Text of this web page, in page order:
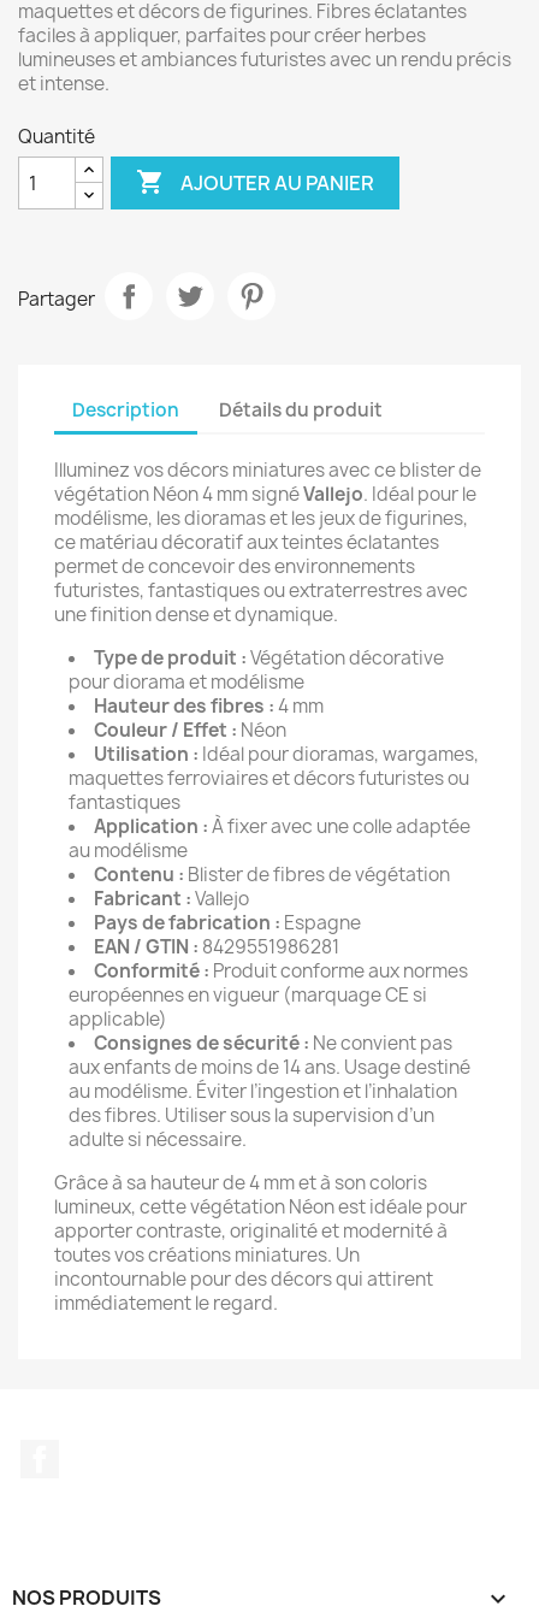
maquettes et décors de figurines. Fibres éclatantes
faciles à appliquer, parfaites pour créer herbes
lumineuses et ambiances futuristes avec un rendu précis
et intense.
Quantité
 AJOUTER AU PANIER
Partager
Description Détails du produit
Illuminez vos décors miniatures avec ce blister de
végétation Néon 4 mm signéVallejo. Idéal pour le
modélisme, les dioramas et les jeux de figurines,
ce matériau décoratif aux teintes éclatantes
permet de concevoir des environnements
futuristes, fantastiques ou extraterrestres avec
une finition dense et dynamique.
Type de produit :Végétation décorative
pour diorama et modélisme
Hauteur des fibres :4 mm
Couleur / Effet : Néon
Utilisation : Idéal pour dioramas, wargames,
maquettes ferroviaires et décors futuristes ou
fantastiques
Application :À fixer avec une colle adaptée
au modélisme
Contenu : Blister de fibres de végétation
Fabricant :Vallejo
Pays de fabrication : Espagne
EAN / GTIN : 8429551986281
Conformité : Produit conforme aux normes
européennes en vigueur (marquage CE si
applicable)
Consignes de sécurité : Ne convient pas
aux enfants de moins de 14 ans. Usage destiné
au modélisme. Éviter l’ingestion et l’inhalation
des fibres. Utiliser sous la supervision d’un
adulte si nécessaire.
Grâce à sa hauteur de 4 mm et à son coloris
lumineux, cette végétation Néon est idéale pour
apporter contraste, originalité et modernité à
toutes vos créations miniatures. Un
incontournable pour des décors qui attirent
immédiatement le regard.
NOS PRODUITS 